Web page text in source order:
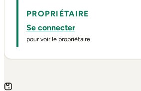
PROPRIÉTAIRE
Se connecter
pour voir le propriétaire